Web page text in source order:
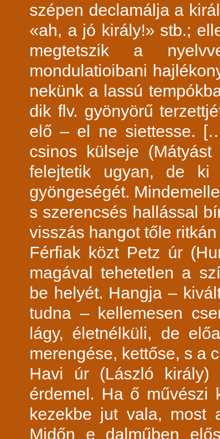
szépen declamálja a
«ah, a jó király!» stb.;
megtetszik a
mondulatioibani
nekünk a lassú
dik flv. gyönyörű
elő – el ne siettesse.
csinos külseje
felejtetik ugyan, de ki
gyöngeségét.
s szerencsés hallással
visszás hangot tőle
Férfiak közt Petz úr
magával tehetetlen a
be helyét. Hangja –
tudna – kellemesen
lágy, életnélküli, de
merengése, kettőse, s a
Havi úr (László király)
érdemel. Ha ő művészi
kezekbe jut vala, most
Midőn e dalműben